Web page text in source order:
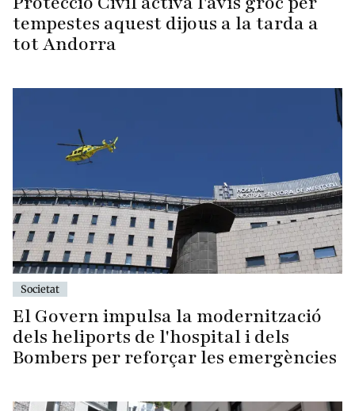
tempestes aquest dijous a la tarda a
tot Andorra
Societat
El Govern impulsa la modernització
dels heliports de l'hospital i dels
Bombers per reforçar les emergències